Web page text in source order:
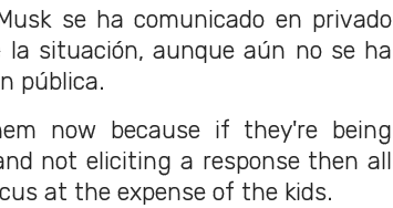
se ha comunicado en privado
la situación, aunque aún no se ha
pública.
now because if they're being
not eliciting a response then all
at the expense of the kids.